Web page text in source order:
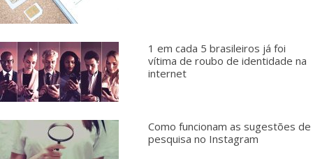
1 em cada 5 brasileiros já foi
vítima de roubo de identidade na
internet
Como funcionam as sugestões de
pesquisa no Instagram